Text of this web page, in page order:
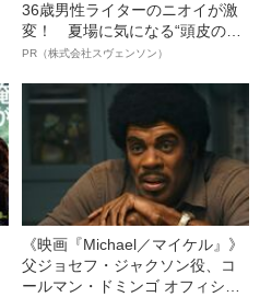
36歳男性ライターのニオイが激
変！ 夏場に気になる“頭皮のニ
オイ”や“ベタつき”を解消す
ト”が生み出した徹底ケアとは
PR（株式会社スヴェンソン）
《映画『Michael／マイケル』》
父ジョセフ・ジャクソン役、コ
ールマン・ドミンゴ オフィシャ